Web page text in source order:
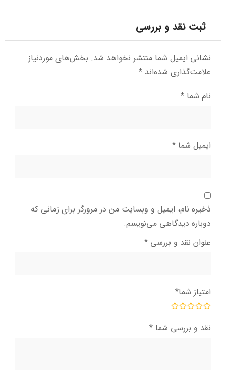
ثبت نقد و بررسی
نشانی ایمیل شما منتشر نخواهد شد. بخش‌های موردنیاز
علامت‌گذاری شده‌اند *
نام شما *
ایمیل شما *
ذخیره نام، ایمیل و وبسایت من در مرورگر برای زمانی که
دوباره دیدگاهی می‌نویسم.
عنوان نقد و بررسی *
امتیاز شما*
نقد و بررسی شما *